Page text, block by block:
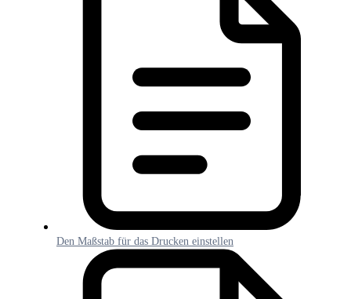
Den Maßstab für das Drucken einstellen